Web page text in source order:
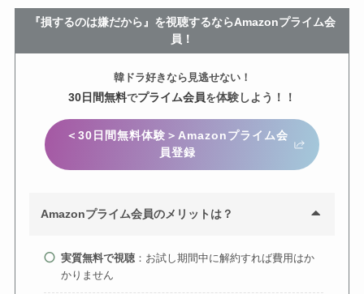
『損するのは嫌だから』を視聴するならAmazonプライム会
員！
韓ドラ好きなら見逃せない！
30日間無料でプライム会員を体験しよう！！
＜30日間無料体験＞Amazonプライム会
員登録
Amazonプライム会員のメリットは？
実質無料で視聴：お試し期間中に解約すれば費用はか
かりません